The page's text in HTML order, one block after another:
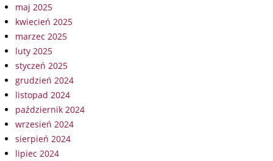
maj 2025
kwiecień 2025
marzec 2025
luty 2025
styczeń 2025
grudzień 2024
listopad 2024
październik 2024
wrzesień 2024
sierpień 2024
lipiec 2024